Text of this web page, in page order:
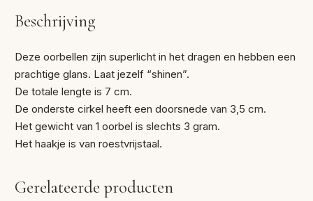
Beschrijving
Deze oorbellen zijn superlicht in het dragen en hebben een
prachtige glans. Laat jezelf “shinen”.
De totale lengte is 7 cm.
De onderste cirkel heeft een doorsnede van 3,5 cm.
Het gewicht van 1 oorbel is slechts 3 gram.
Het haakje is van roestvrijstaal.
Gerelateerde producten